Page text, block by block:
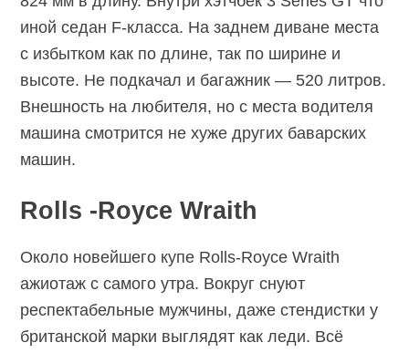
иной седан F-класса. На заднем диване места
с избытком как по длине, так по ширине и
высоте. Не подкачал и багажник — 520 литров.
Внешность на любителя, но с места водителя
машина смотрится не хуже других баварских
машин.
Rolls -Royce Wraith
Около новейшего купе Rolls-Royce Wraith
ажиотаж с самого утра. Вокруг снуют
респектабельные мужчины, даже стендистки у
британской марки выглядят как леди. Всё